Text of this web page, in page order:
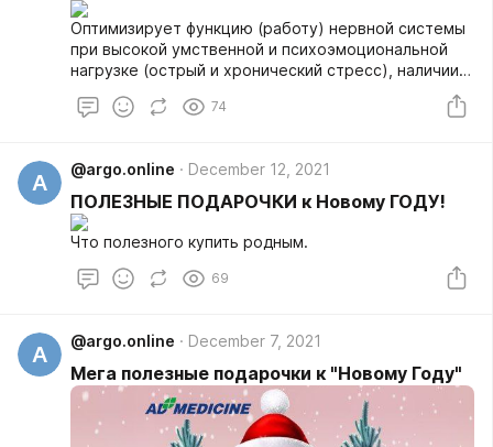
Оптимизирует функцию (работу) нервной системы
при высокой умственной и психоэмоциональной
нагрузке (острый и хронический стресс), наличии
синдрома хронической усталости, нарушениях сна,
перепадах настроения.
74
A
@argo.online December 12, 2021
ПОЛЕЗНЫЕ ПОДАРОЧКИ к Новому ГОДУ!
Что полезного купить родным.
69
A
@argo.online December 7, 2021
Мега полезные подарочки к "Новому Году"